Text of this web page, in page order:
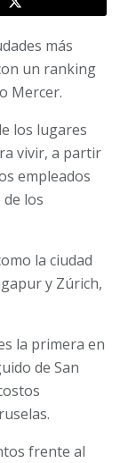
más
un ranking
Mercer.
los lugares
vivir, a partir
empleados
los
la ciudad
y Zúrich,
la primera en
de San
frente al